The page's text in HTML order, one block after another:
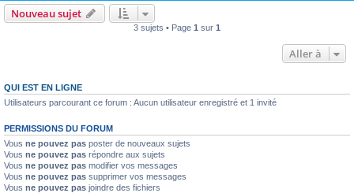
Nouveau sujet
3 sujets • Page 1 sur 1
Aller à
QUI EST EN LIGNE
Utilisateurs parcourant ce forum : Aucun utilisateur enregistré et 1 invité
PERMISSIONS DU FORUM
Vous ne pouvez pas poster de nouveaux sujets
Vous ne pouvez pas répondre aux sujets
Vous ne pouvez pas modifier vos messages
Vous ne pouvez pas supprimer vos messages
Vous ne pouvez pas joindre des fichiers